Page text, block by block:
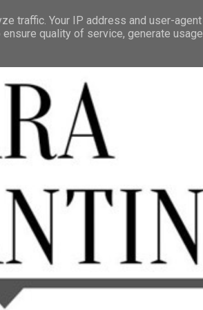
traffic. Your IP address and user-agent
quality of service, generate usage